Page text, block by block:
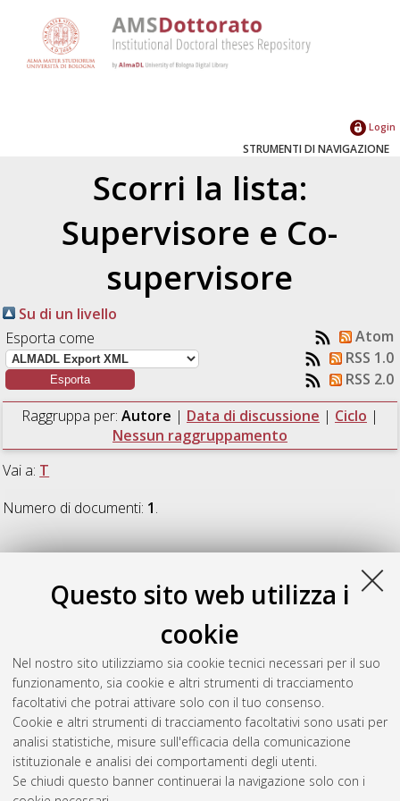
Questo sito web utilizza i
cookie
Nel nostro sito utilizziamo sia cookie tecnici necessari per il suo
funzionamento, sia cookie e altri strumenti di tracciamento
facoltativi che potrai attivare solo con il tuo consenso.
Cookie e altri strumenti di tracciamento facoltativi sono usati per
analisi statistiche, misure sull'efficacia della comunicazione
istituzionale e analisi dei comportamenti degli utenti.
Se chiudi questo banner continuerai la navigazione solo con i
Login
STRUMENTI DI NAVIGAZIONE
Scorri la lista:
Supervisore e Co-
supervisore
Su di un livello
Esporta come
Atom
RSS 1.0
RSS 2.0
Raggruppa per: Autore | Data di discussione | Ciclo |
Nessun raggruppamento
Vai a: T
Numero di documenti: 1.
T
Toschi, Laura(2009) Corporate Venture Capital: How
established firms use external resources to create new
, [Dissertation thesis], Alma Mater Studiorum
Università di Bologna. Dottorato di ricerca inDirezione
aziendale, 21 Ciclo. DOI 10.6092/unibo/amsdottorato/1642.
Questa lista e' stata generata ilSun Aug 9 20:44:05 2026